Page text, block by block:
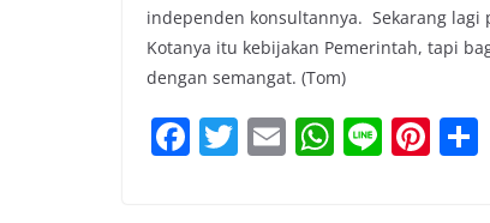
independen konsultannya. Sekarang
Kotanya itu kebijakan Pemerintah, tapi
dengan semangat. (Tom)
F T E W Li Pi